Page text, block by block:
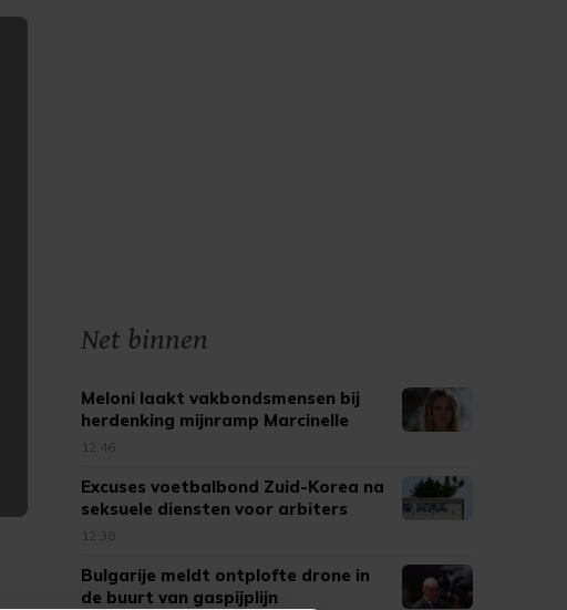
Net binnen
Meloni laakt vakbondsmensen bij
herdenking mijnramp Marcinelle
12:46
Excuses voetbalbond Zuid-Korea na
seksuele diensten voor arbiters
12:38
Bulgarije meldt ontplofte drone in
de buurt van gaspijplijn